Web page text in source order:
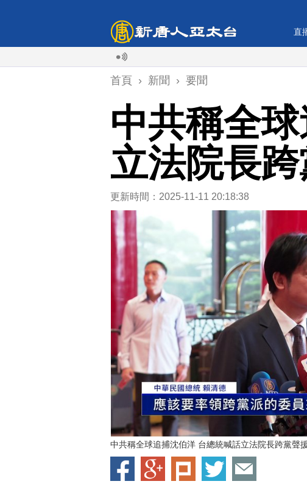
直
首頁 › 新聞 › 要聞
中共稱全
立法院長
更新時間：2025-11-11 20:18:38
中共稱全球追捕沈伯洋 台總統喊話立法院長跨黨聲